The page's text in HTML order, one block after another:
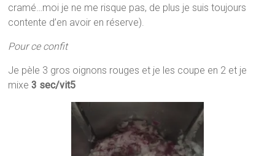
cramé…moi je ne me risque pas, de plus je suis toujours
contente d’en avoir en réserve).
Pour ce confit
Je pèle 3 gros oignons rouges et je les coupe en 2 et je
mixe3 sec/vit5